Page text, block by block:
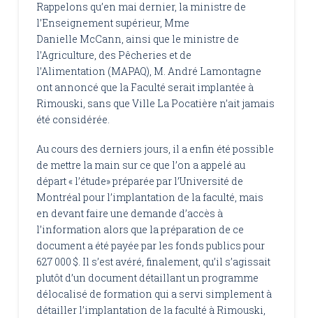
Rappelons qu’en mai dernier, la ministre de
l’Enseignement supérieur, Mme
Danielle McCann, ainsi que le ministre de
l’Agriculture, des Pêcheries et de
l’Alimentation (MAPAQ), M. André Lamontagne
ont annoncé que la Faculté serait implantée à
Rimouski, sans que Ville La Pocatière n’ait jamais
été considérée.
Au cours des derniers jours, il a enfin été possible
de mettre la main sur ce que l’on a appelé au
départ « l’étude» préparée par l’Université de
Montréal pour l’implantation de la faculté, mais
en devant faire une demande d’accès à
l’information alors que la préparation de ce
document a été payée par les fonds publics pour
627 000 $. Il s’est avéré, finalement, qu’il s’agissait
plutôt d’un document détaillant un programme
délocalisé de formation qui a servi simplement à
détailler l’implantation de la faculté à Rimouski,